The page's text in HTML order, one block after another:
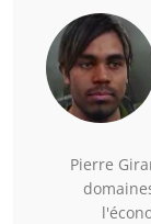
Pierre